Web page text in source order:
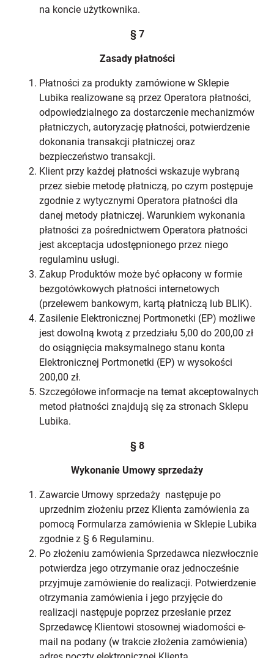
na koncie użytkownika.
§ 7
Zasady płatności
Płatności za produkty zamówione w Sklepie
Lubika realizowane są przez Operatora płatności,
odpowiedzialnego za dostarczenie mechanizmów
płatniczych, autoryzację płatności, potwierdzenie
dokonania transakcji płatniczej oraz
bezpieczeństwo transakcji.
Klient przy każdej płatności wskazuje wybraną
przez siebie metodę płatniczą, po czym postępuje
zgodnie z wytycznymi Operatora płatności dla
danej metody płatniczej. Warunkiem wykonania
płatności za pośrednictwem Operatora płatności
jest akceptacja udostępnionego przez niego
regulaminu usługi.
Zakup Produktów może być opłacony w formie
bezgotówkowych płatności internetowych
(przelewem bankowym, kartą płatniczą lub BLIK).
Zasilenie Elektronicznej Portmonetki (EP) możliwe
jest dowolną kwotą z przedziału 5,00 do 200,00 zł
do osiągnięcia maksymalnego stanu konta
Elektronicznej Portmonetki (EP) w wysokości
200,00 zł.
Szczegółowe informacje na temat akceptowalnych
metod płatności znajdują się za stronach Sklepu
Lubika.
§ 8
Wykonanie Umowy sprzedaży
Zawarcie Umowy sprzedaży następuje po
uprzednim złożeniu przez Klienta zamówienia za
pomocą Formularza zamówienia w Sklepie Lubika
zgodnie z § 6 Regulaminu.
Po złożeniu zamówienia Sprzedawca niezwłocznie
potwierdza jego otrzymanie oraz jednocześnie
przyjmuje zamówienie do realizacji. Potwierdzenie
otrzymania zamówienia i jego przyjęcie do
realizacji następuje poprzez przesłanie przez
Sprzedawcę Klientowi stosownej wiadomości e-
mail na podany (w trakcie złożenia zamówienia)